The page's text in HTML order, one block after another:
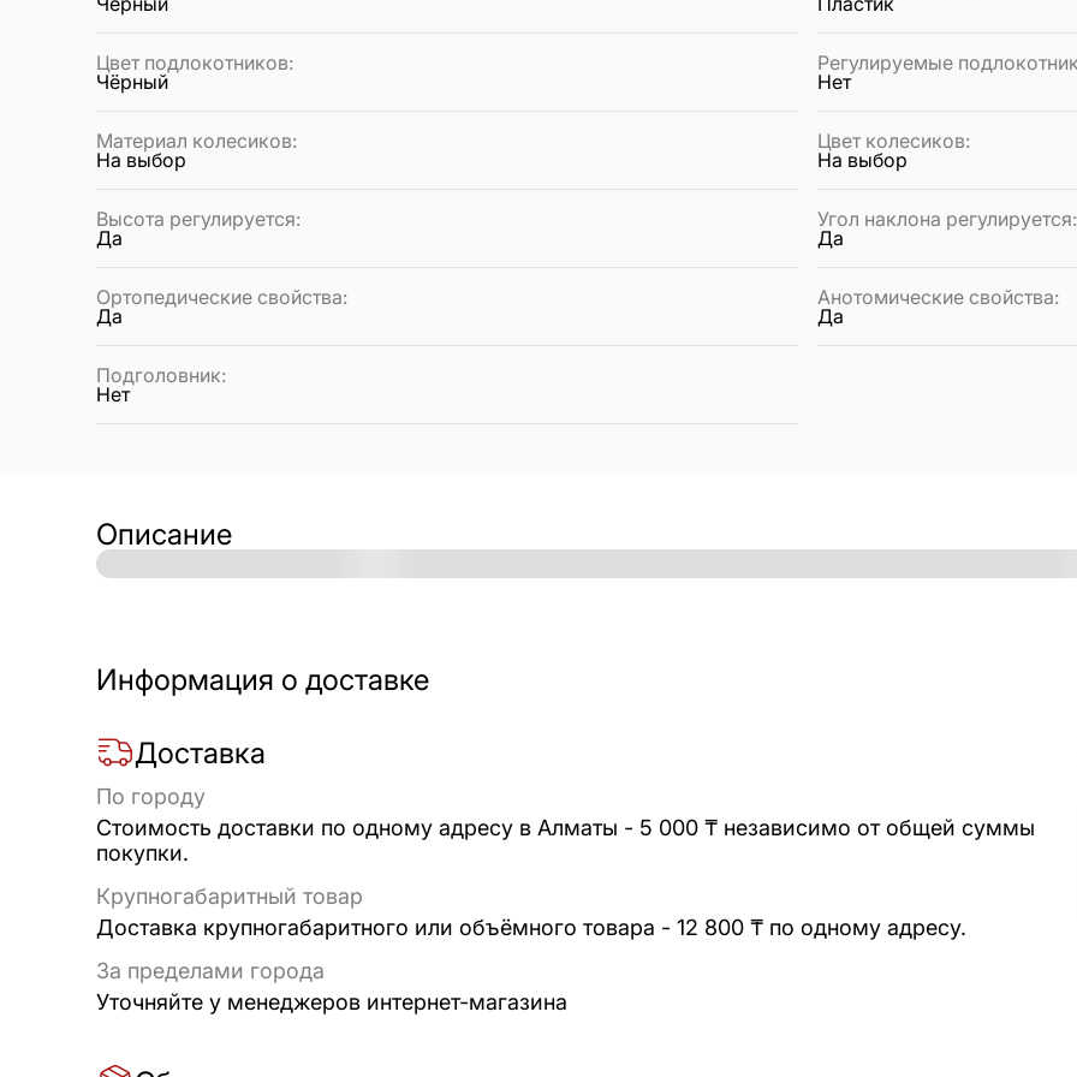
Цвет подлокотников:
Чёрный
Регулируемые
Нет
Материал колесиков:
На выбор
Цвет колесиков:
На выбор
Высота регулируется:
Да
Угол наклона регулируется:
Да
Ортопедические свойства:
Да
Анотомические свойства:
Да
Подголовник:
Нет
Описание
Информация о доставке
Доставка
По городу
Стоимость доставки по одному адресу в Алматы - 5 000 ₸ независимо от общей суммы
покупки.
Крупногабаритный товар
Доставка крупногабаритного или объёмного товара - 12 800 ₸ по одному адресу.
За пределами города
Уточняйте у менеджеров интернет-магазина